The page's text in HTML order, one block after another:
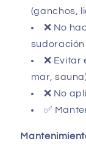
(ganchos,
❌ No
sudoración
❌ Evitar
mar,
❌ No
✅